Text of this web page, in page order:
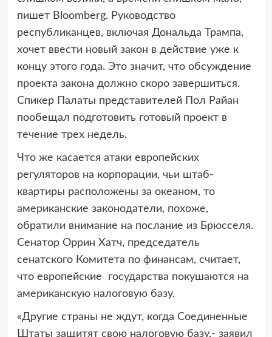
пишет Bloomberg. Руководство
республиканцев, включая Дональда Трампа,
хочет ввести новый закон в действие уже к
концу этого года. Это значит, что обсуждение
проекта закона должно скоро завершиться.
Спикер Палаты представителей Пол Райан
пообещал подготовить готовый проект в
течение трех недель.
Что же касается атаки европейских
регуляторов на корпорации, чьи штаб-
квартиры расположены за океаном, то
американские законодатели, похоже,
обратили внимание на послание из Брюсселя.
Сенатор Оррин Хатч, председатель
сенатского Комитета по финансам, считает,
что европейские государства покушаются на
американскую налоговую базу.
«Другие страны не ждут, когда Соединенные
Штаты защитят свою налоговую базу,- заявил